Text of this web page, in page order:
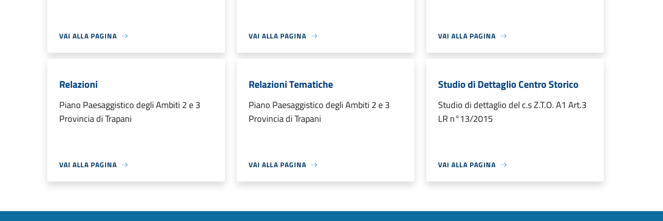
VAI ALLA PAGINA VAI ALLA PAGINA VAI ALLA PAGINA
Relazioni
Piano Paesaggistico degli Ambiti 2 e 3
Provincia di Trapani
VAI ALLA PAGINA
Relazioni Tematiche
Piano Paesaggistico degli Ambiti 2 e 3
Provincia di Trapani
VAI ALLA PAGINA
Studio di Dettaglio Centro Storico
Studio di dettaglio del c.s Z.T.O. A1 Art.3
LR n°13/2015
VAI ALLA PAGINA